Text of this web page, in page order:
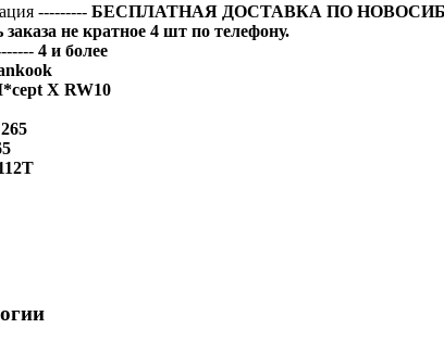
--------- БЕСПЛАТНАЯ ДОСТАВКА ПО
не кратное 4 шт по телефону.
4 и более
X RW10
265